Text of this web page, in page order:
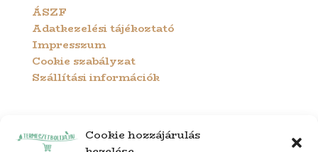
Cookie hozzájárulás
ÁSZF
Adatkezelési tájékoztató
Impresszum
Cookie szabályzat
Szállítási információk